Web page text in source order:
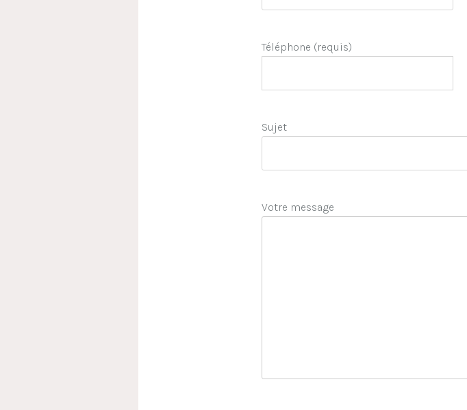
Téléphone (requis)
Sujet
Votre message